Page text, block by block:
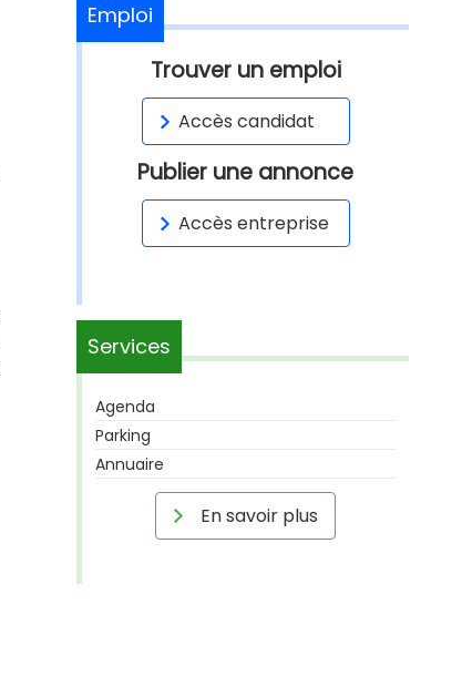
Emploi
Trouver un emploi
Accès candidat
Publier une annonce
Accès entreprise
Services
Agenda
Parking
Annuaire
En savoir plus